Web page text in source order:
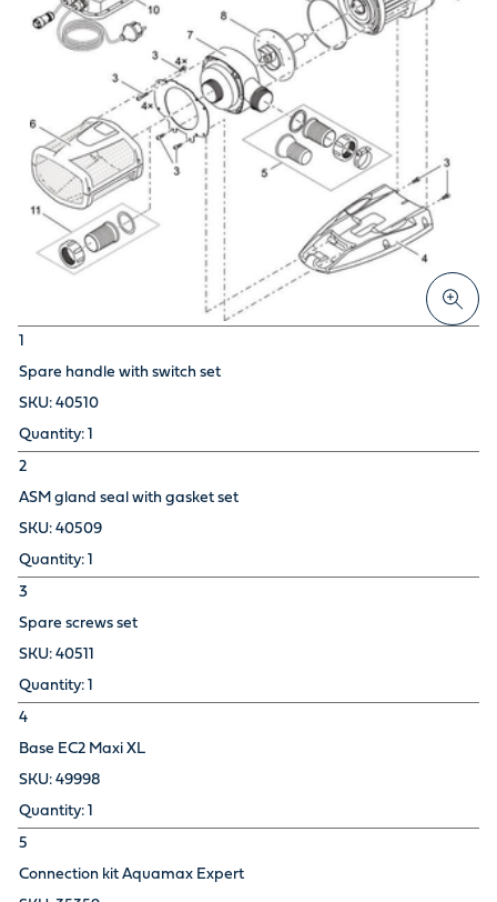
1
Spare handle with switch set
40510
1
2
ASM gland seal with gasket set
40509
1
3
Spare screws set
40511
1
4
Base EC2 Maxi XL
49998
1
5
Connection kit Aquamax Expert